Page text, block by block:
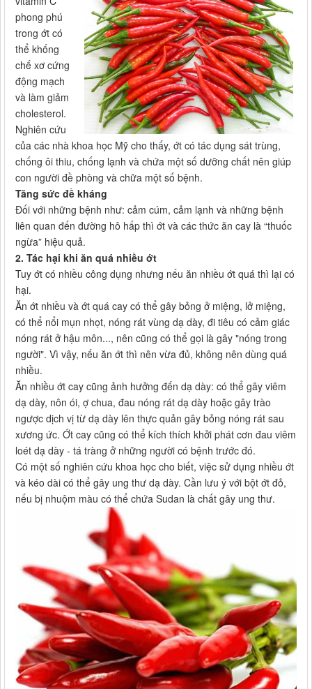
phong phú
trong ớt có
thể khống
chế xơ cứng
động mạch
và làm giảm
cholesterol.
Nghiên cứu
của các nhà khoa học Mỹ cho thấy, ớt có tác dụng sát trùng,
chống ôi thiu, chống lạnh và chứa một số dưỡng chất nên giúp
con người đề phòng và chữa một số bệnh.
Tăng sức đề kháng
Đối với những bệnh như: cảm cúm, cảm lạnh và những bệnh
liên quan đến đường hô hấp thì ớt và các thức ăn cay là “thuốc
ngừa” hiệu quả.
2. Tác hại khi ăn quá nhiều ớt
Tuy ớt có nhiều công dụng nhưng nếu ăn nhiều ớt quá thì lại có
hại.
Ăn ớt nhiều và ớt quá cay có thể gây bỏng ở miệng, lở miệng,
có thể nổi mụn nhọt, nóng rát vùng dạ dày, đi tiêu có cảm giác
nóng rát ở hậu môn..., nên cũng có thể gọi là gây "nóng trong
người". Vì vậy, nếu ăn ớt thì nên vừa đủ, không nên dùng quá
nhiều.
Ăn nhiều ớt cay cũng ảnh hưởng đến dạ dày: có thể gây viêm
dạ dày, nôn ói, ợ chua, đau nóng rát dạ dày hoặc gây trào
ngược dịch vị từ dạ dày lên thực quản gây bỏng nóng rát sau
xương ức. Ớt cay cũng có thể kích thích khởi phát cơn đau viêm
loét dạ dày - tá tràng ở những người có bệnh trước đó.
Có một số nghiên cứu khoa học cho biết, việc sử dụng nhiều ớt
và kéo dài có thể gây ung thư dạ dày. Cần lưu ý với bột ớt đỏ,
nếu bị nhuộm màu có thể chứa Sudan là chất gây ung thư.